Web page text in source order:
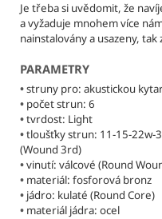
Je třeba si uvědomit, že
a vyžaduje mnohem více
nainstalovány a usazeny, tak
PARAMETRY
•struny pro: akustickou
• počet strun: 6
•tvrdost: Light
•tloušťky strun: 11-15-22w-
(Wound 3rd)
•vinutí: válcové (Round
• materiál: fosforová bronz
• jádro: kulaté (Round Core)
• materiál jádra: ocel